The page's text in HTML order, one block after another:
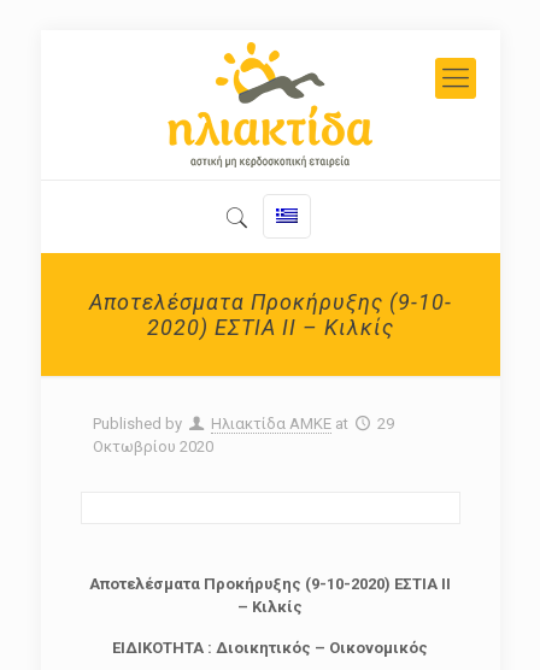
Αποτελέσματα Προκήρυξης (9-10-
2020) ΕΣΤΙΑ ΙΙ – Κιλκίς
Published by Ηλιακτίδα ΑΜΚΕ at
29
Οκτωβρίου 2020
Αποτελέσματα Προκήρυξης (9-10-2020) ΕΣΤΙΑ ΙΙ
– Κιλκίς
ΕΙΔΙΚΟΤΗΤΑ : Διοικητικός – Οικονομικός